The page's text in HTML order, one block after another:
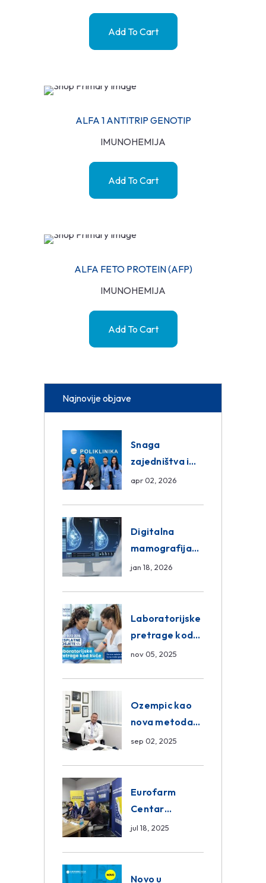
Add To Cart
ALFA 1 ANTITRIP GENOTIP
IMUNOHEMIJA
Add To Cart
ALFA FETO PROTEIN (AFP)
IMUNOHEMIJA
Add To Cart
Najnovije objave
Snaga
zajedništva i
razmjena
Group
apr 02, 2026
Digitalna
mamografija
Sarajevo –
Centar
Poliklinika
jan 18, 2026
Laboratorijske
pretrage kod
kuće – novo u
Poliklinici
nov 05, 2025
Ozempic kao
nova metoda
mršavljenja: da
sep 02, 2025
Eurofarm
Centar
Poliklinika i
sponzori
jul 18, 2025
Novo u